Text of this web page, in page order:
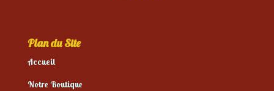
Plan du Site
Accueil
Notre Boutique